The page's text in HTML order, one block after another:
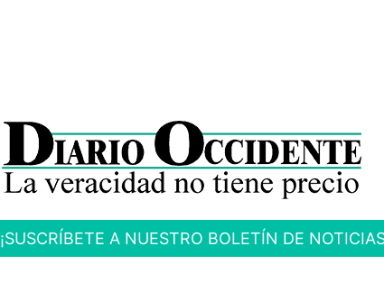
¡SUSCRÍBETE A NUESTRO BOLETÍN DE